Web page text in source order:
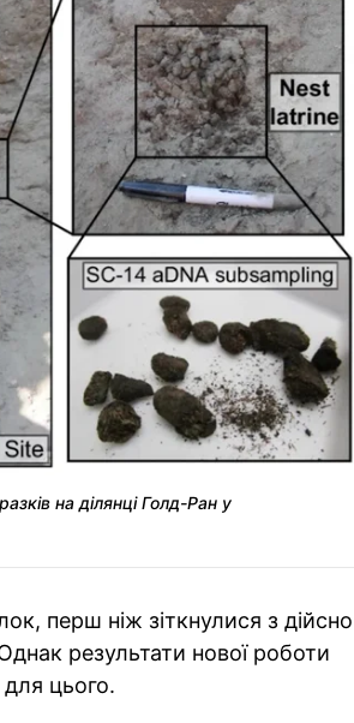
на ділянці Голд-Ран у
перш ніж зіткнулися з дійсно
результати нової роботи
цього.